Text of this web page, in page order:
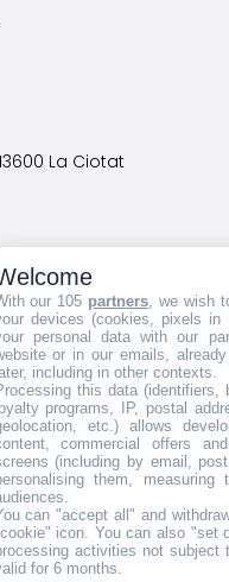
La Ciotat
des données confiées
la gestion et la
de nos équipes et la
our 105 partners , we wish
devices (cookies, pixels
personal data with our
or in our emails,
including in other contexts.
this data (identifiers,
programs, IP, postal
etc.) allows
commercial offers
(including by email,
them, measuring
can "accept all" and
icon . You can also "set
activities not subject
for 6 months.